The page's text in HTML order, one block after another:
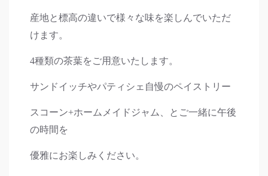
産地と標高の違いで様々な味を楽しんでいただ
けます。
4種類の茶葉をご用意いたします。
サンドイッチやパティシェ自慢のペイストリー
スコーン+ホームメイドジャム、とご一緒に午後
の時間を
優雅にお楽しみください。